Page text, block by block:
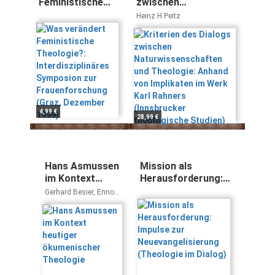
Interdisziplinäres
Symposion zur
Frauenforschung
(Graz, Dezember
1999)
4,99 €
Naturwissenschaften
und Theologie:
Anhand von
Implikaten im Werk
Karl Rahners
(Innsbrucker
theologische
Studien)
Heinz H Peitz
28,99 €
Hans Asmussen
im Kontext
heutiger
ökumenischer
Theologie
Gerhard Besier, Enno
Konukiewitz, Juha
Pihkala, Georg Zenk
Mission als
Herausforderung:
Neuevangelisierung
(Theologie im
Dialog)